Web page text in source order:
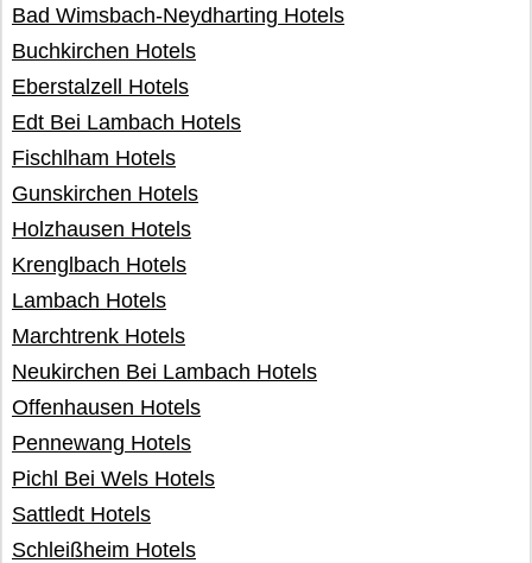
Bad Wimsbach-Neydharting Hotels
Buchkirchen Hotels
Eberstalzell Hotels
Edt Bei Lambach Hotels
Fischlham Hotels
Gunskirchen Hotels
Holzhausen Hotels
Krenglbach Hotels
Lambach Hotels
Marchtrenk Hotels
Neukirchen Bei Lambach Hotels
Offenhausen Hotels
Pennewang Hotels
Pichl Bei Wels Hotels
Sattledt Hotels
Schleißheim Hotels